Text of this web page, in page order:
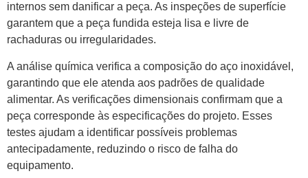
internos sem danificar a peça. As inspeções de superfície
garantem que a peça fundida esteja lisa e livre de
rachaduras ou irregularidades.
A análise química verifica a composição do aço inoxidável,
garantindo que ele atenda aos padrões de qualidade
alimentar. As verificações dimensionais confirmam que a
peça corresponde às especificações do projeto. Esses
testes ajudam a identificar possíveis problemas
antecipadamente, reduzindo o risco de falha do
equipamento.